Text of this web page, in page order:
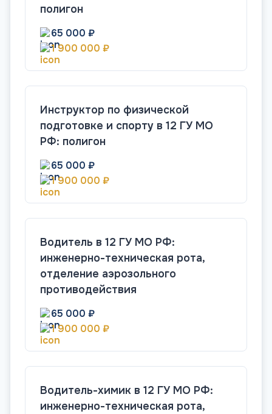
полигон
65 000 ₽
1 900 000 ₽
Инструктор по физической
подготовке и спорту в 12 ГУ МО
РФ: полигон
65 000 ₽
1 900 000 ₽
Водитель в 12 ГУ МО РФ:
инженерно-техническая рота,
отделение аэрозольного
противодействия
65 000 ₽
1 900 000 ₽
Водитель-химик в 12 ГУ МО РФ:
инженерно-техническая рота,